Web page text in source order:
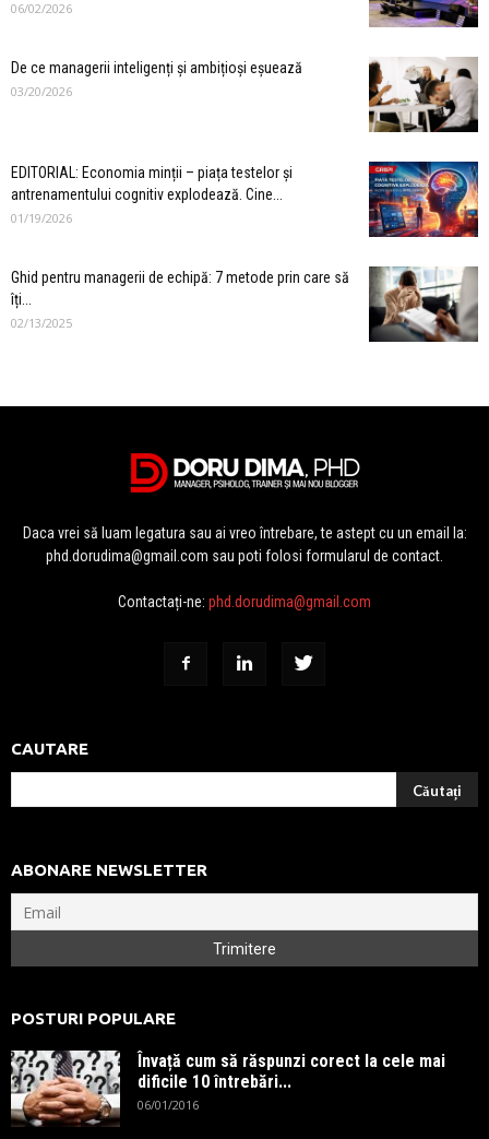
06/02/2026
De ce managerii inteligenți și ambițioși eșuează
03/20/2026
EDITORIAL: Economia minții – piața testelor și
antrenamentului cognitiv explodează. Cine...
01/19/2026
Ghid pentru managerii de echipă: 7 metode prin care să
îți...
02/13/2025
Daca vrei să luam legatura sau ai vreo întrebare, te astept cu un email la:
phd.dorudima@gmail.com sau poti folosi formularul de contact.
Contactați-ne: phd.dorudima@gmail.com
CAUTARE
ABONARE NEWSLETTER
POSTURI POPULARE
Învață cum să răspunzi corect la cele mai
dificile 10 întrebări...
06/01/2016